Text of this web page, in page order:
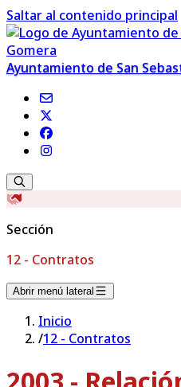
Saltar al contenido principal
Ayuntamiento de San
Sección
12 - Contratos
Abrir menú lateral
Inicio
/12 - Contratos